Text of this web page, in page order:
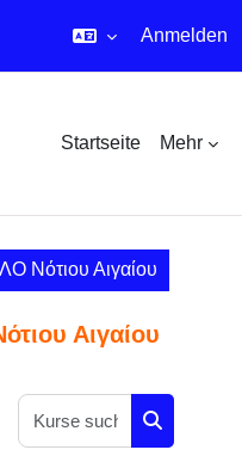
Anmelden
Startseite Mehr
Νότιου Αιγαίου
Αιγαίου
Kurse